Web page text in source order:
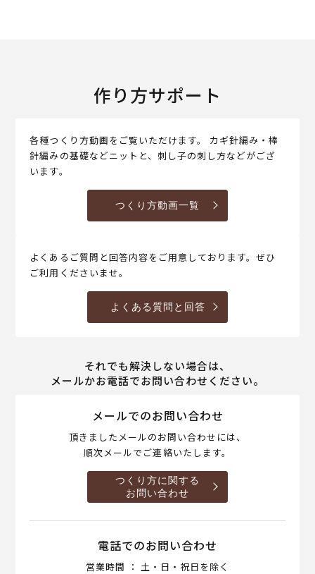
作り方サポート
各種つくり方動画をご覧いただけます。 カギ針編み・棒
針編みの基礎などニットと、刺し子の刺し方などがござ
います。
つくり方動画一覧
よくあるご質問と回答内容をご用意しております。ぜひ
ご利用くださいませ。
よくある質問と回答
それでも解決しない場合は、
メールかお電話でお問い合わせください。
メールでのお問い合わせ
頂きましたメールのお問い合わせには、
順次メールでご連絡いたします。
つくり方に関する
お問い合わせ
電話でのお問い合わせ
営業時間 ： 土・日・祝日を除く